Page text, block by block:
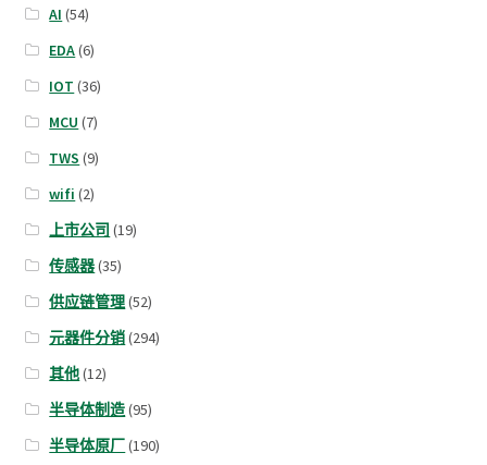
AI (54)
EDA(6)
IOT (36)
MCU (7)
TWS (9)
wifi (2)
上市公司 (19)
传感器(35)
供应链管理(52)
元器件分销(294)
其他(12)
半导体制造(95)
半导体原厂(190)